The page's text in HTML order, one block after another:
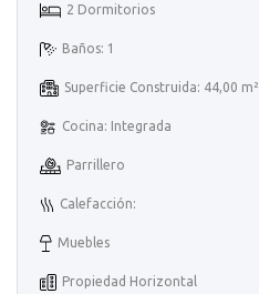
2 Dormitorios
Baños: 1
Superficie Construida: 44,00 m²
Cocina: Integrada
Parrillero
Calefacción:
Muebles
Propiedad Horizontal